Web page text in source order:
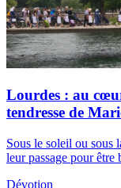
Lourdes : au
tendresse de
Sous le soleil ou sous
leur passage pour être
Dévotion